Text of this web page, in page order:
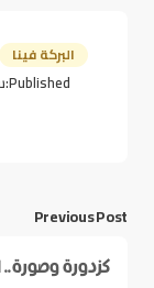
البركة فينا
Published:
Previous Post
كزدورة وصورة..